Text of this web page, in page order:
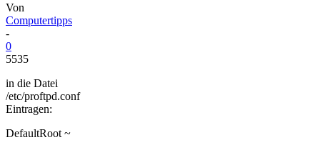
Von
Computertipps
-
0
5535
in die Datei
/etc/proftpd.conf
Eintragen:
DefaultRoot ~